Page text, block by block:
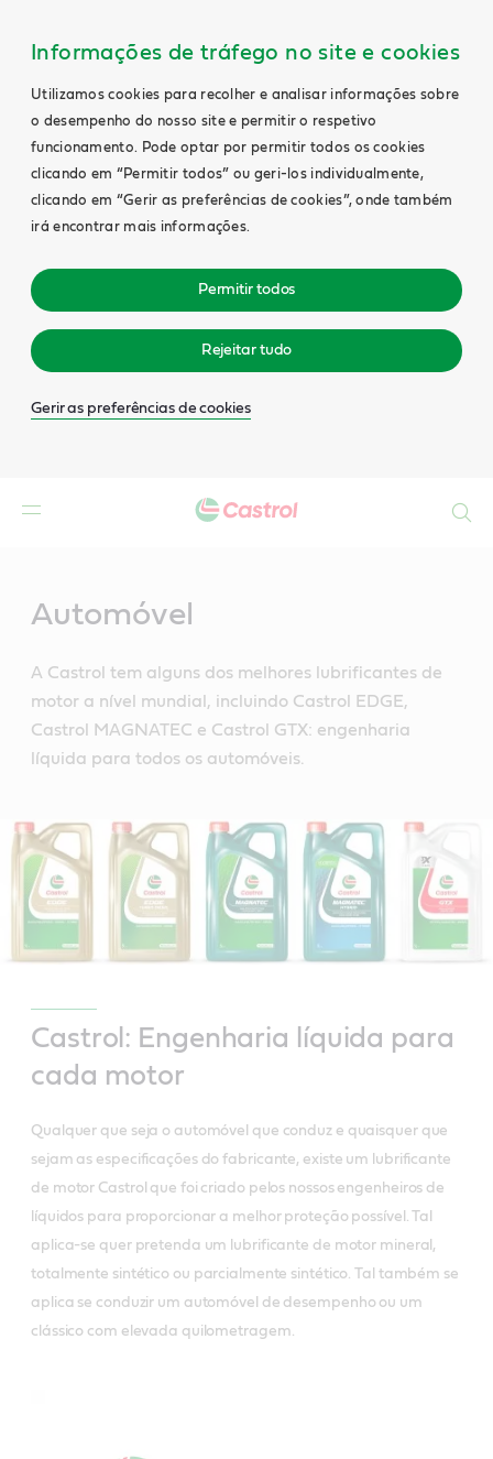
Informações de tráfego no site e cookies
Utilizamos cookies para recolher e analisar informações sobre
o desempenho do nosso site e permitir o respetivo
funcionamento. Pode optar por permitir todos os cookies
clicando em “Permitir todos” ou geri-los individualmente,
clicando em “Gerir as preferências de cookies”, onde também
irá encontrar mais informações.
Permitir todos
Rejeitar tudo
Gerir as preferências de cookies
Automóvel
A Castrol tem alguns dos melhores lubrificantes de
motor a nível mundial, incluindo Castrol EDGE,
Castrol MAGNATEC e Castrol GTX: engenharia
líquida para todos os automóveis.
Castrol: Engenharia líquida para
cada motor
Qualquer que seja o automóvel que conduz e quaisquer que
sejam as especificações do fabricante, existe um lubrificante
de motor Castrol que foi criado pelos nossos engenheiros de
líquidos para proporcionar a melhor proteção possível. Tal
aplica-se quer pretenda um lubrificante de motor mineral,
totalmente sintético ou parcialmente sintético. Tal também se
aplica se conduzir um automóvel de desempenho ou um
clássico com elevada quilometragem.